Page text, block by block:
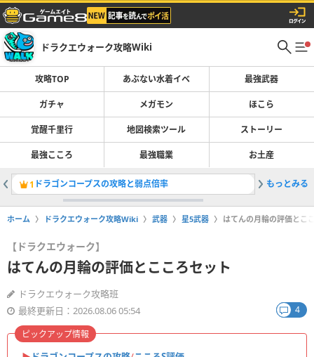
ドラクエウォーク攻略Wiki
攻略TOP あぶない水着イベ 最強武器
ガチャ メガモン ほこら
覚醒千里行 地図検索ツール ストーリー
最強こころ 最強職業 お土産
1 ドラゴンコープスの攻略と弱点倍率 2メガモ
もっとみる
ホーム ドラクエウォーク攻略Wiki 武器 星5武器 はてんの月輪の評価とこ
【ドラクエウォーク】
はてんの月輪の評価とこころセット
ドラクエウォーク攻略班
最終更新日：2026.08.06 05:54
4
ピックアップ情報